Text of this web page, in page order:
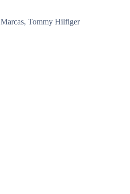
Marcas, Tommy Hilfiger